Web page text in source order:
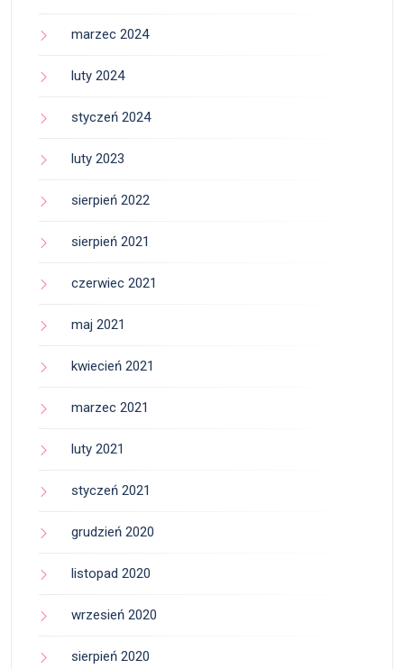
marzec 2024
luty 2024
styczeń 2024
luty 2023
sierpień 2022
sierpień 2021
czerwiec 2021
maj 2021
kwiecień 2021
marzec 2021
luty 2021
styczeń 2021
grudzień 2020
listopad 2020
wrzesień 2020
sierpień 2020